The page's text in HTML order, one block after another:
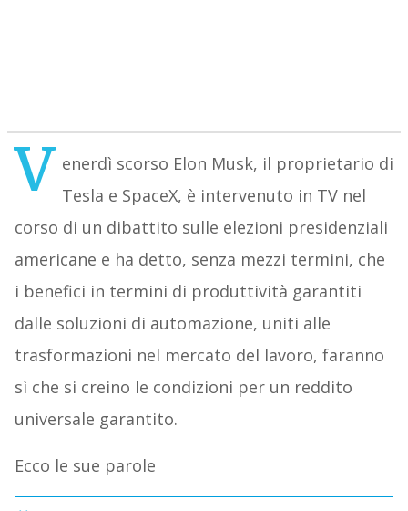
V enerdì scorso Elon Musk, il proprietario di
Tesla e SpaceX, è intervenuto in TV nel
corso di un dibattito sulle elezioni presidenziali
americane e ha detto, senza mezzi termini, che
i benefici in termini di produttività garantiti
dalle soluzioni di automazione, uniti alle
trasformazioni nel mercato del lavoro, faranno
sì che si creino le condizioni per un reddito
universale garantito.
Ecco le sue parole